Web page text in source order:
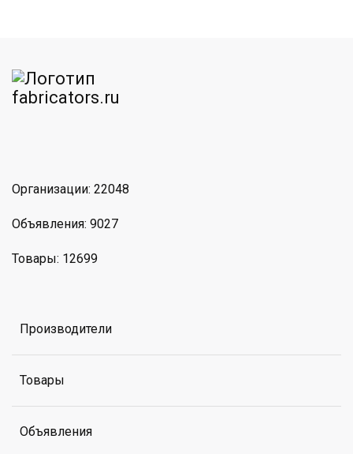
Организации: 22048
Объявления: 9027
Товары: 12699
Производители
Товары
Объявления